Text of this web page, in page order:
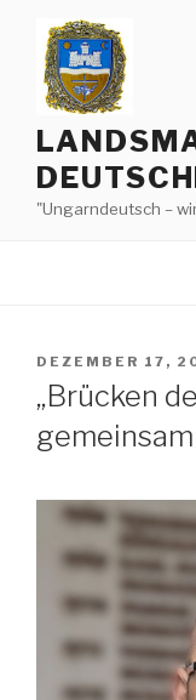
springen
"Ungarndeutsch –
AM
DEZEMBER 17,
„Brücken